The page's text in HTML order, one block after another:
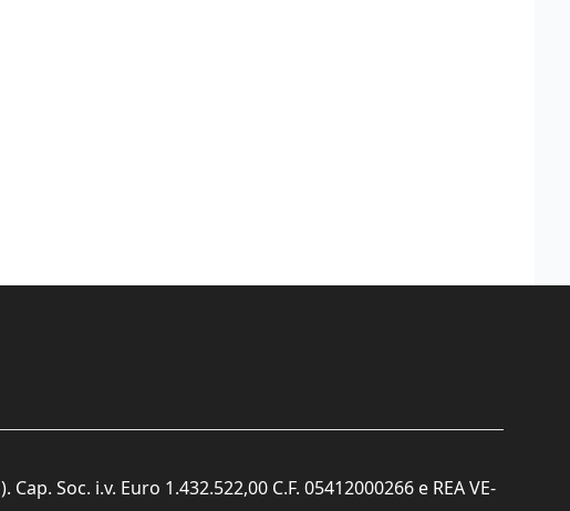
Soc. i.v. Euro 1.432.522,00 C.F. 05412000266 e REA VE-